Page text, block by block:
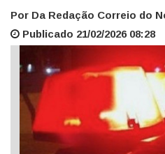
Por Da Redação Correio do
Publicado 21/02/2026 08:28